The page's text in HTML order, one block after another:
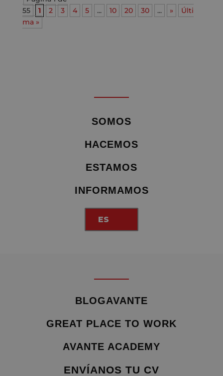
55
1 2 3 4 5 ... 10 20 30 ... »
Últi
ma »
SOMOS
HACEMOS
ESTAMOS
INFORMAMOS
ES
BLOGAVANTE
GREAT PLACE TO WORK
AVANTE ACADEMY
ENVÍANOS TU CV